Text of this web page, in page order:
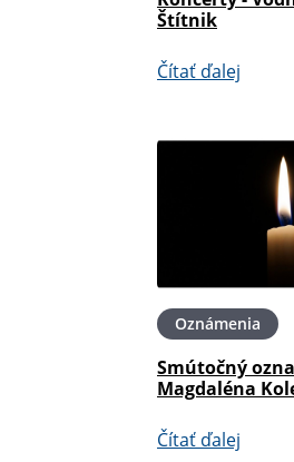
Štítnik
Čítať ďalej
Oznámenia
Smútočný
Magdaléna
Čítať ďalej